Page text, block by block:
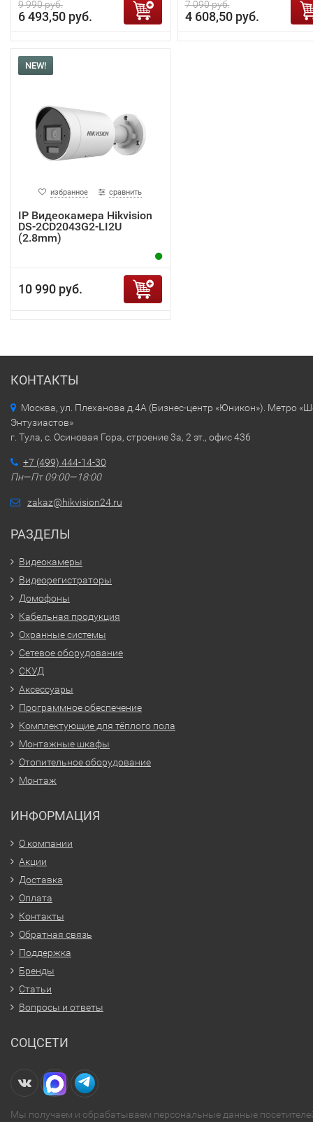
9 990 руб.
6 493,50 руб.
7 090 руб.
4 608,50 руб.
NEW!
избранное сравнить
IP Видеокамера Hikvision
DS-2CD2043G2-LI2U
(2.8mm)
10 990 руб.
КОНТАКТЫ
Москва, ул. Плеханова д.4А (Бизнес-центр «Юникон»). Метро
Энтузиастов»
г. Тула, с. Осиновая Гора, строение 3а, 2 эт., офис 436
+7 (499) 444-14-30
Пн—Пт 09:00—18:00
zakaz@hikvision24.ru
РАЗДЕЛЫ
Видеокамеры
Видеорегистраторы
Домофоны
Кабельная продукция
Охранные системы
Сетевое оборудование
СКУД
Аксессуары
Программное обеспечение
Комплектующие для тёплого пола
Монтажные шкафы
Отопительное оборудование
Монтаж
ИНФОРМАЦИЯ
О компании
Акции
Доставка
Оплата
Контакты
Обратная связь
Поддержка
Бренды
Статьи
Вопросы и ответы
СОЦСЕТИ
Мы получаем и обрабатываем персональные данные